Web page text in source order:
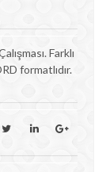
Farklı
formatlıdır.